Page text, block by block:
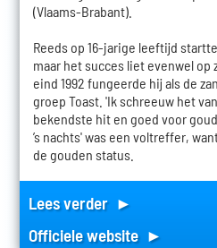
(Vlaams-Brabant).
Reeds op 16-jarige leeftijd
maar het succes liet evenwel op
eind 1992 fungeerde hij als de
groep Toast. 'Ik schreeuw het
bekendste hit en goed voor
’s nachts' was een voltreffer,
de gouden status.
Lees verder ►
Officiele website ►